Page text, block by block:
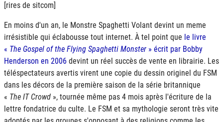
[rires de sitcom]
En moins d'un an, le Monstre Spaghetti Volant devint un meme
irrésistible qui éclabousse tout internet. À tel point que le livre
« The Gospel of the Flying Spaghetti Monster » écrit par Bobby
Henderson en 2006 devint un réel succès de vente en librairie. Les
téléspectateurs avertis virent une copie du dessin originel du FSM
dans les décors de la première saison de la série britannique
« The IT Crowd », tournée même pas 4 mois après l'écriture de la
lettre fondatrice du culte. Le FSM et sa mythologie seront très vite